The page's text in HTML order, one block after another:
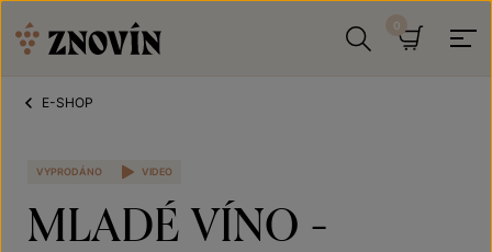
E-SHOP
VYPRODÁNO VIDEO
MLADÉ VÍNO -